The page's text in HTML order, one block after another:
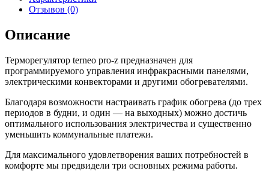
Отзывов (0)
Описание
Терморегулятор terneo pro-z предназначен для
программируемого управления инфракрасными панелями,
электрическими конвекторами и другими обогревателями.
Благодаря возможности настраивать график обогрева (до трех
периодов в будни, и один — на выходных) можно достичь
оптимального использования электричества и существенно
уменьшить коммунальные платежи.
Для максимального удовлетворения ваших потребностей в
комфорте мы предвидели три основных режима работы.